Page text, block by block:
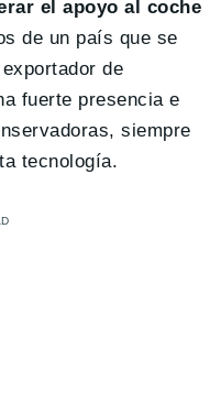
el apoyo al coche
de un país que se
de
fuerte presencia e
siempre
tecnología.